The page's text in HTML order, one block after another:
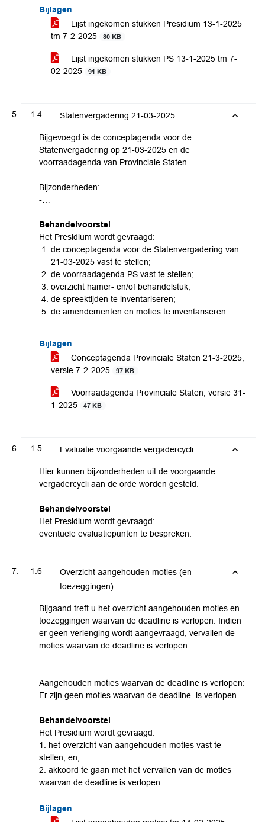
Bijlagen
Lijst ingekomen stukken Presidium 13-1-2025
tm 7-2-2025
80 KB
Lijst ingekomen stukken PS 13-1-2025 tm 7-
02-2025
91 KB
1.4 Statenvergadering 21-03-2025
Bijgevoegd is de conceptagenda voor de
Statenvergadering op 21-03-2025 en de
voorraadagenda van Provinciale Staten.
Bijzonderheden:
-…
Behandelvoorstel
Het Presidium wordt gevraagd:
de conceptagenda voor de Statenvergadering van
21-03-2025 vast te stellen;
de voorraadagenda PS vast te stellen;
overzicht hamer- en/of behandelstuk;
de spreektijden te inventariseren;
de amendementen en moties te inventariseren.
Bijlagen
Conceptagenda Provinciale Staten 21-3-2025,
versie 7-2-2025
97 KB
Voorraadagenda Provinciale Staten, versie 31-
1-2025
47 KB
1.5 Evaluatie voorgaande vergadercycli
Hier kunnen bijzonderheden uit de voorgaande
vergadercycli aan de orde worden gesteld.
Behandelvoorstel
Het Presidium wordt gevraagd:
eventuele evaluatiepunten te bespreken.
1.6
Overzicht aangehouden moties (en
toezeggingen)
Bijgaand treft u het overzicht aangehouden moties en
toezeggingen waarvan de deadline is verlopen. Indien
er geen verlenging wordt aangevraagd, vervallen de
moties waarvan de deadline is verlopen.
Aangehouden moties waarvan de deadline is verlopen:
Er zijn geen moties waarvan de deadline is verlopen.
Behandelvoorstel
Het Presidium wordt gevraagd:
1. het overzicht van aangehouden moties vast te
stellen, en;
2. akkoord te gaan met het vervallen van de moties
waarvan de deadline is verlopen.
Bijlagen